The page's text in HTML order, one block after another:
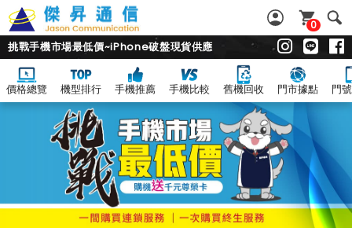
0
挑戰手機市場最低價~iPhone破盤現貨供應
價格總覽 機型排行 手機推薦 手機比較 舊機回收 門市據點 門